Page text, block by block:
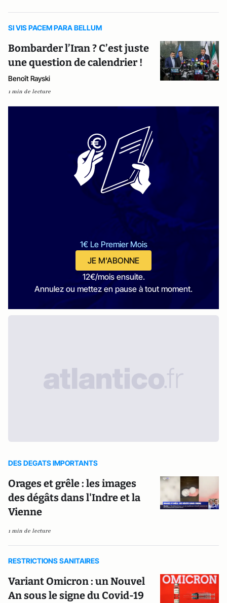
SI VIS PACEM PARA BELLUM
Bombarder l’Iran ? C’est juste
une question de calendrier !
Benoît Rayski
1 min de lecture
1€ Le Premier Mois
JE M'ABONNE
12€/mois ensuite.
Annulez ou mettez en pause à tout moment.
DES DEGATS IMPORTANTS
Orages et grêle : les images
des dégâts dans l'Indre et la
Vienne
1 min de lecture
RESTRICTIONS SANITAIRES
Variant Omicron : un Nouvel
An sous le signe du Covid-19